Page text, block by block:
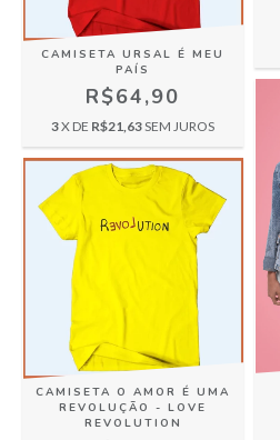
CAMISETA URSAL É MEU
PAÍS
R$64,90
3X DE R$21,63SEM JUROS
CAMISETA O AMOR É UMA
REVOLUÇÃO - LOVE
REVOLUTION